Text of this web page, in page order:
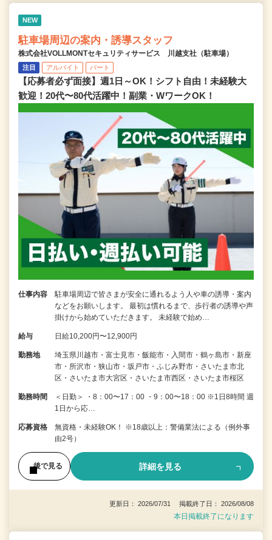
NEW
駐車場周辺の案内・誘導スタッフ
株式会社VOLLMONTセキュリティサービス 川越支社（駐車場）
注目 アルバイト パート
【応募者必ず面接】週1日～OK！シフト自由！未経験大
歓迎！20代〜80代活躍中！副業・WワークOK！
仕事内容
駐車場周辺で皆さまが安全に通れるよう人や車の誘導・案内
などをお願いします。 最初は慣れるまで、歩行者の誘導や声
掛けから始めていただきます。 未経験で始め…
給与 日給10,200円〜12,900円
勤務地
埼玉県川越市・富士見市・飯能市・入間市・鶴ヶ島市・新座
市・所沢市・狭山市・坂戸市・ふじみ野市・さいたま市北
区・さいたま市大宮区・さいたま市西区・さいたま市桜区
勤務時間
＜日勤＞ ・8：00〜17：00 ・9：00〜18：00 ※1日8時間 週
1日から応…
応募資格
無資格・未経験OK！ ※18歳以上：警備業法による（例外事
由2号）
後で見る 詳細を見る
更新日： 2026/07/31 掲載終了日： 2026/08/08
本日掲載終了になります